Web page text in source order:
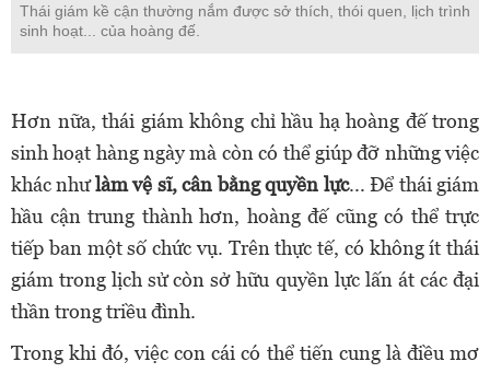
Thái giám kề cận thường nắm được sở thích, thói quen, lịch trình
sinh hoạt... của hoàng đế.
Hơn nữa, thái giám không chỉ hầu hạ hoàng đế trong
sinh hoạt hàng ngày mà còn có thể giúp đỡ những việc
khác nhưlàm vệ sĩ, cân bằng quyền lực... Để thái giám
hầu cận trung thành hơn, hoàng đế cũng có thể trực
tiếp ban một số chức vụ. Trên thực tế, có không ít thái
giám trong lịch sử còn sở hữu quyền lực lấn át các đại
thần trong triều đình.
Trong khi đó, việc con cái có thể tiến cung là điều mơ